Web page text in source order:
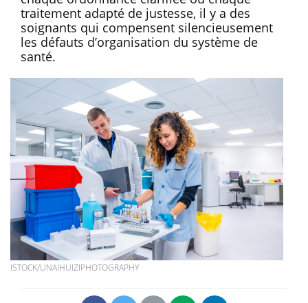
traitement adapté de justesse, il y a des
soignants qui compensent silencieusement
les défauts d’organisation du système de
santé.
ISTOCK/UNAIHUIZIPHOTOGRAPHY